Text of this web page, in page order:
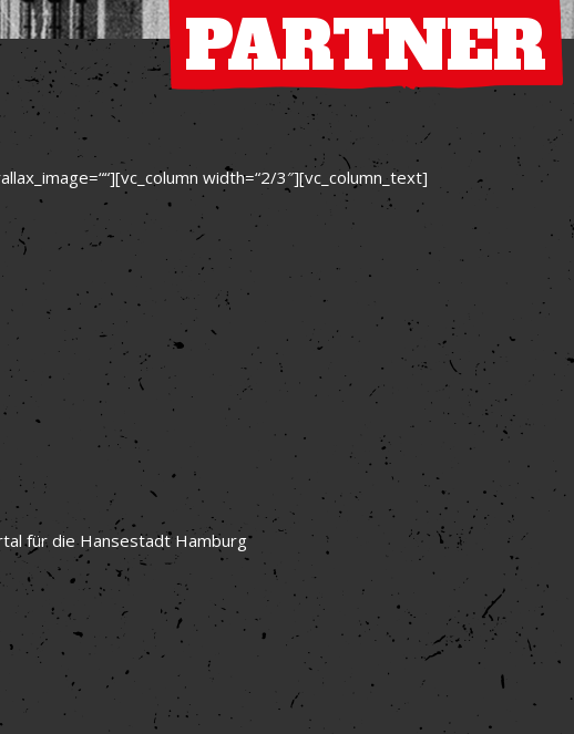
PARTNER
width=“2/3″][vc_column_text]